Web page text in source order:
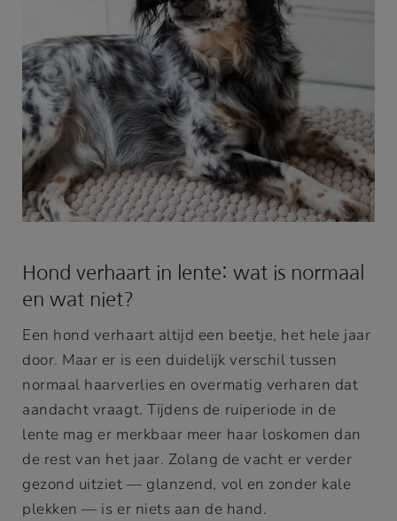
Hond verhaart in lente: wat is normaal
en wat niet?
Een hond verhaart altijd een beetje, het hele jaar
door. Maar er is een duidelijk verschil tussen
normaal haarverlies en overmatig verharen dat
aandacht vraagt. Tijdens de ruiperiode in de
lente mag er merkbaar meer haar loskomen dan
de rest van het jaar. Zolang de vacht er verder
gezond uitziet — glanzend, vol en zonder kale
plekken — is er niets aan de hand.